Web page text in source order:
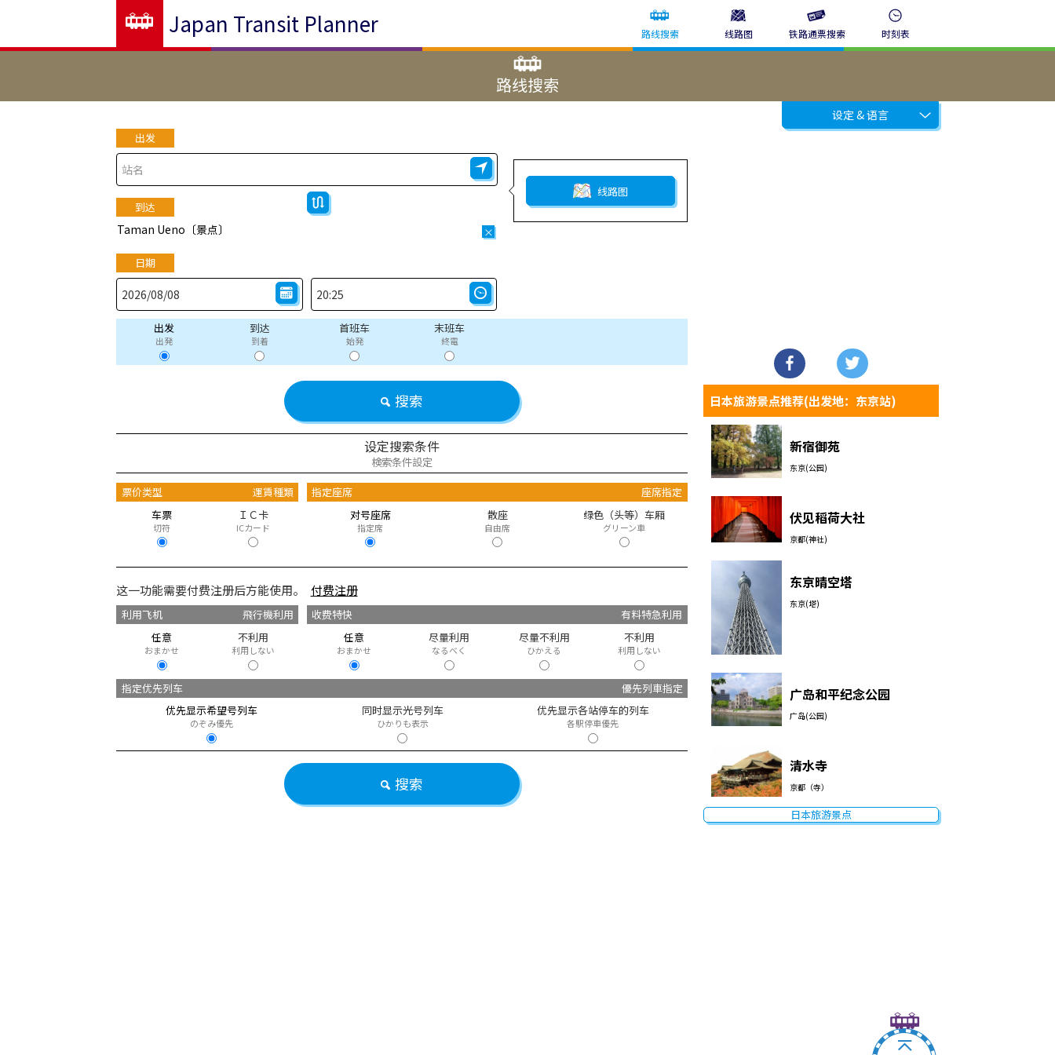
Japan Transit Planner 路线搜索 线路图 铁路通票搜索 时刻表
路线搜索
设定 & 语言
出发
到达
Taman Ueno〔景点〕 ×
线路图
日期
出发
出発
到达
到着
首班车
始発
末班车
終電
搜索
设定搜索条件
検索条件設定
票价类型
運賃種類
车票
切符
ＩＣ卡
ICカード
指定座席
座席指定
对号座席
指定席
散座
自由席
绿色（头等）车厢
グリーン車
这一功能需要付费注册后方能使用。 付费注册
利用飞机
飛行機利用
任意
おまかせ
不利用
利用しない
收费特快
有料特急利用
任意
おまかせ
尽量利用
なるべく
尽量不利用
ひかえる
不利用
利用しない
指定优先列车
優先列車指定
优先显示希望号列车
のぞみ優先
同时显示光号列车
ひかりも表示
优先显示各站停车的列车
各駅停車優先
搜索
日本旅游景点推荐(出发地：东京站)
新宿御苑
东京(公园)
伏见稻荷大社
京都(神社)
东京晴空塔
东京(塔)
广岛和平纪念公园
广岛(公园)
清水寺
京都（寺）
日本旅游景点